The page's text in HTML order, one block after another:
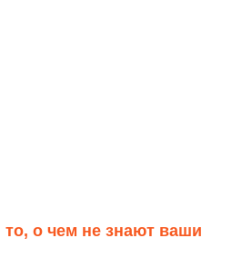
о чем не знают ваши